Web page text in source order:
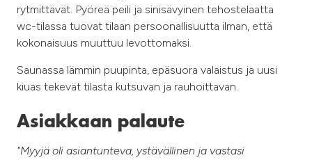
rytmittävät. Pyöreä peili ja sinisävyinen tehostelaatta
wc-tilassa tuovat tilaan persoonallisuutta ilman, että
kokonaisuus muuttuu levottomaksi.
Saunassa lämmin puupinta, epäsuora valaistus ja uusi
kiuas tekevät tilasta kutsuvan ja rauhoittavan.
Asiakkaan palaute
"Myyjä oli asiantunteva, ystävällinen ja vastasi